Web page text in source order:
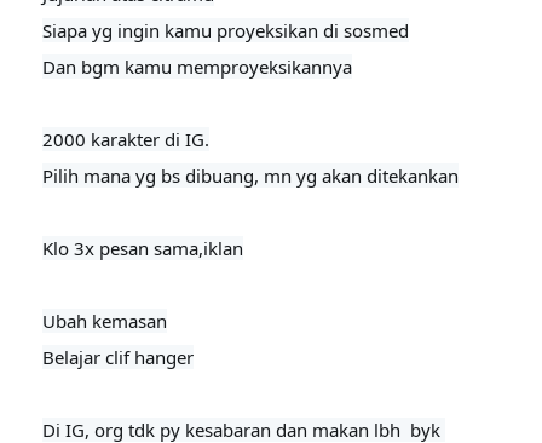
Siapa yg ingin kamu proyeksikan di sosmed
Dan bgm kamu memproyeksikannya
2000 karakter di IG.
Pilih mana yg bs dibuang, mn yg akan ditekankan
Klo 3x pesan sama,iklan
Ubah kemasan
Belajar clif hanger
Di IG, org tdk py kesabaran dan makan lbh  byk